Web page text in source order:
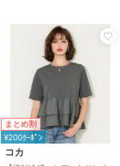
まとめ割
¥200ｸｰﾎﾟﾝ
コカ